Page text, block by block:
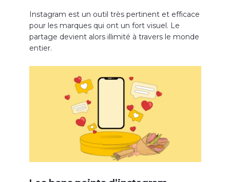
Instagram est un outil très pertinent et efficace
pour les marques qui ont un fort visuel. Le
partage devient alors illimité à travers le monde
entier.